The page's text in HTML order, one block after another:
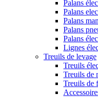
Palans
Palans
Palans
Palans
Palans
Lignes
Treuils de levage
Treuils
Treuils de
Treuils de